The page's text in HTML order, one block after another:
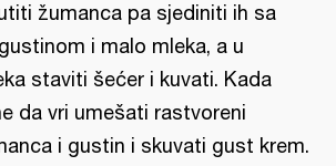
žumanca pa sjediniti ih sa
i malo mleka, a u
staviti šećer i kuvati. Kada
da vri umešati rastvoreni
i gustin i skuvati gust krem.